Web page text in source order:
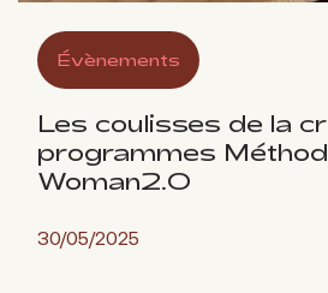
Évènements
Les coulisses de la
programmes
Woman2.0
30/05/2025